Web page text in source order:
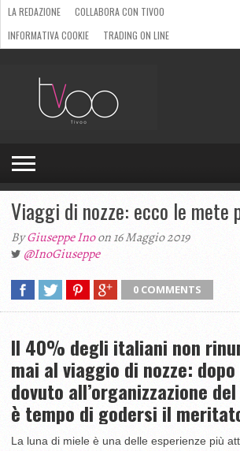
LA REDAZIONE
COLLABORA CON TIVOO
INFORMATIVA COOKIE
TRADING ON LINE
Viaggi di nozze: ecco le mete
ByGiuseppe Inoon 16 Maggio 2019
@InoGiuseppe
0 COMMENTS
Il 40% degli italiani non
mai al viaggio di nozze:
dovuto all’organizzazione
è tempo di godersi il
La luna di miele è una delle esperienze più